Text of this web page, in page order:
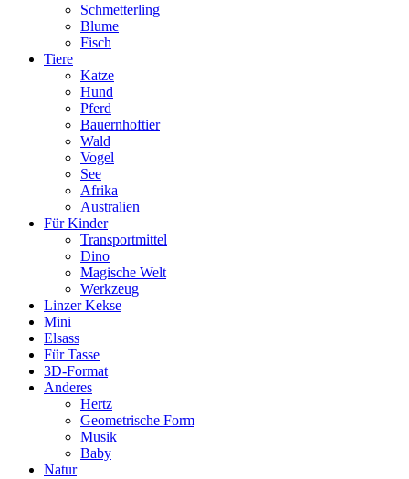
Schmetterling
Blume
Fisch
Tiere
Katze
Hund
Pferd
Bauernhoftier
Wald
Vogel
See
Afrika
Australien
Für Kinder
Transportmittel
Dino
Magische Welt
Werkzeug
Linzer Kekse
Mini
Elsass
Für Tasse
3D-Format
Anderes
Hertz
Geometrische Form
Musik
Baby
Natur